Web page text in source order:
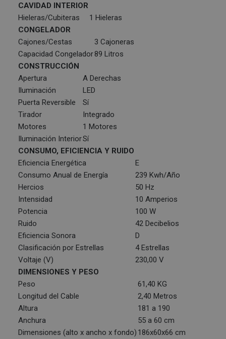
CAVIDAD INTERIOR
Hieleras/Cubiteras
1 Hieleras
CONGELADOR
Cajones/Cestas
3 Cajoneras
Capacidad Congelador89 Litros
CONSTRUCCIÓN
Apertura
A Derechas
Iluminación
LED
Puerta Reversible
Sí
Tirador
Integrado
Motores
1 Motores
Iluminación InteriorSí
CONSUMO, EFICIENCIA Y RUIDO
Eficiencia Energética
E
Consumo Anual de Energía
239 Kwh/Año
Hercios
50 Hz
Intensidad
10 Amperios
Potencia
100 W
Ruido
42 Decibelios
Eficiencia Sonora
D
Clasificación por Estrellas
4 Estrellas
Voltaje (V)
230,00 V
DIMENSIONES Y PESO
Peso
61,40 KG
Longitud del Cable
2,40 Metros
Altura
181 a 190
Anchura
55 a 60 cm
Dimensiones (alto x ancho x fondo) 186x60x66 cm